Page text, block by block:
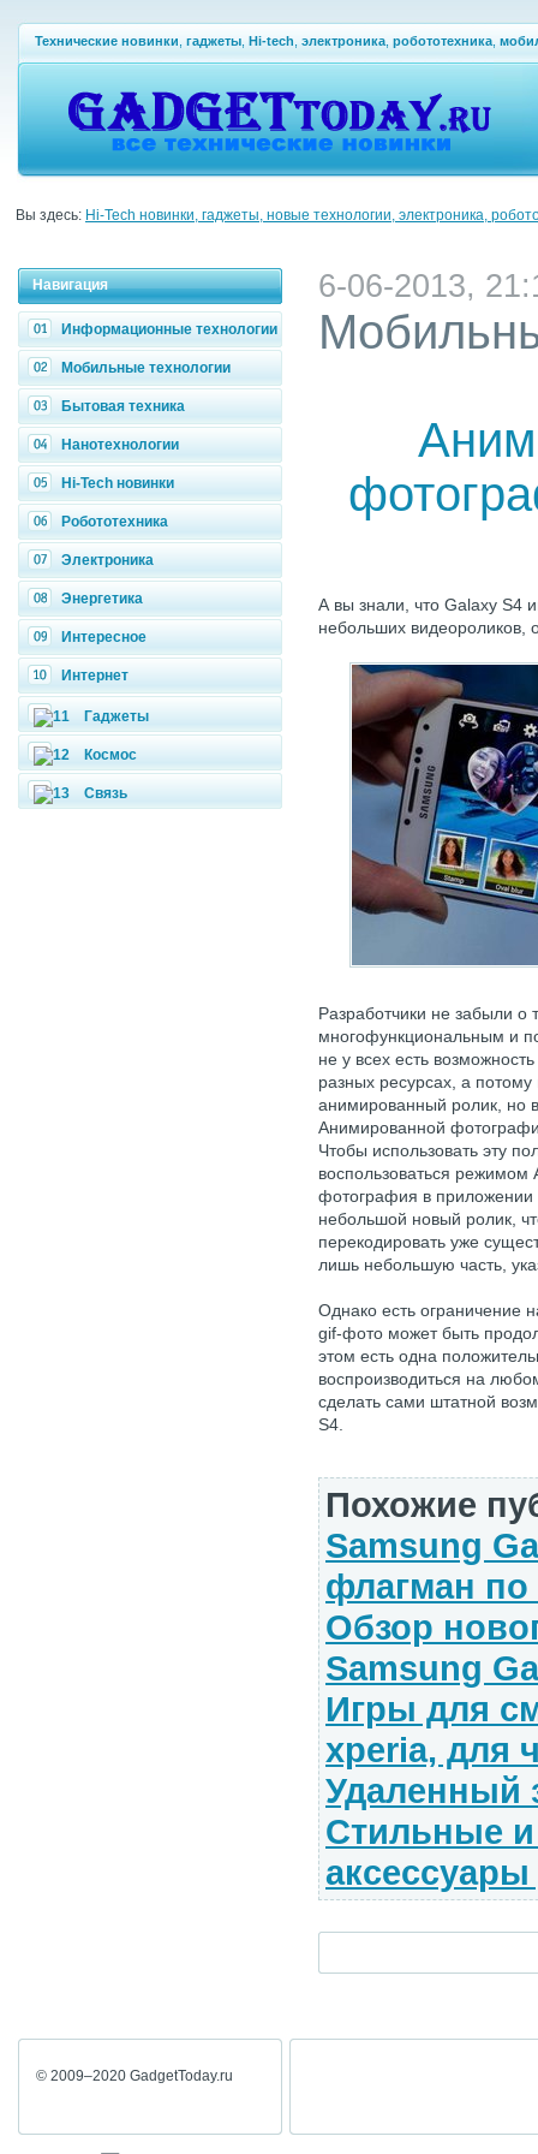
Технические новинки гаджеты Hi-tech электроника робототехника
Вы здесь: Hi-Tech новинки, гаджеты, новые технологии, электроника,
Навигация
Информационные технологии
Мобильные технологии
Бытовая техника
Нанотехнологии
Hi-Tech новинки
Робототехника
Электроника
Энергетика
Интересное
Интернет
Гаджеты
Космос
Связь
6-06-2013,
А вы знали, что Galaxy S4
небольших видеороликов,
Разработчики не забыли
многофункциональным и
не у всех есть
разных ресурсах, а
анимированный ролик, но
Анимированной
Чтобы использовать эту
воспользоваться
фотография в
небольшой новый ролик,
перекодировать уже
лишь небольшую часть,
Однако есть ограничение
gif-фото может быть
этом есть одна
воспроизводиться на
сделать сами штатной
S4.
Похожие
Samsung
флагман по
Обзор
Samsung
Игры для
xperia, для
Удаленный
Стильные
© 2009–2020 GadgetToday.ru